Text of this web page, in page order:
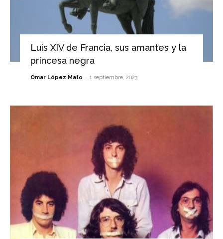
Luis XIV de Francia, sus amantes y la
princesa negra
Omar López Mato - 1 septiembre, 2023